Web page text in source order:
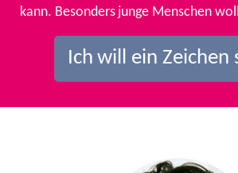
kann. Besonders junge Menschen
Ich will ein Zeichen